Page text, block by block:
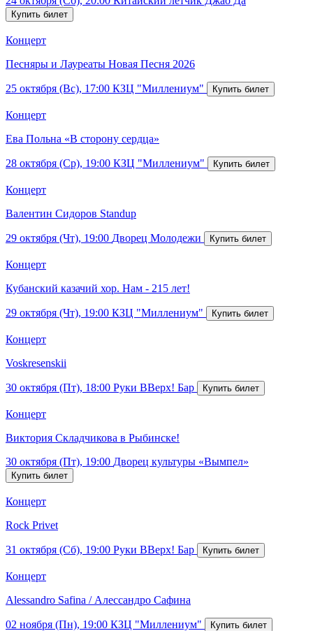
Концерт
Песняры и Лауреаты Новая Песня 2026
25 октября (Вс), 17:00 КЗЦ "Миллениум"
Концерт
Ева Польна «В сторону сердца»
28 октября (Ср), 19:00 КЗЦ "Миллениум"
Концерт
Валентин Сидоров Standup
29 октября (Чт), 19:00 Дворец Молодежи
Концерт
Кубанский казачий хор. Нам - 215 лет!
29 октября (Чт), 19:00 КЗЦ "Миллениум"
Концерт
Voskresenskii
30 октября (Пт), 18:00 Руки ВВерх! Бар
Концерт
Виктория Складчикова в Рыбинске!
30 октября (Пт), 19:00 Дворец культуры «Вымпел»
Концерт
Rock Privet
31 октября (Сб), 19:00 Руки ВВерх! Бар
Концерт
Alessandro Safina / Алессандро Сафина
02 ноября (Пн), 19:00 КЗЦ "Миллениум"